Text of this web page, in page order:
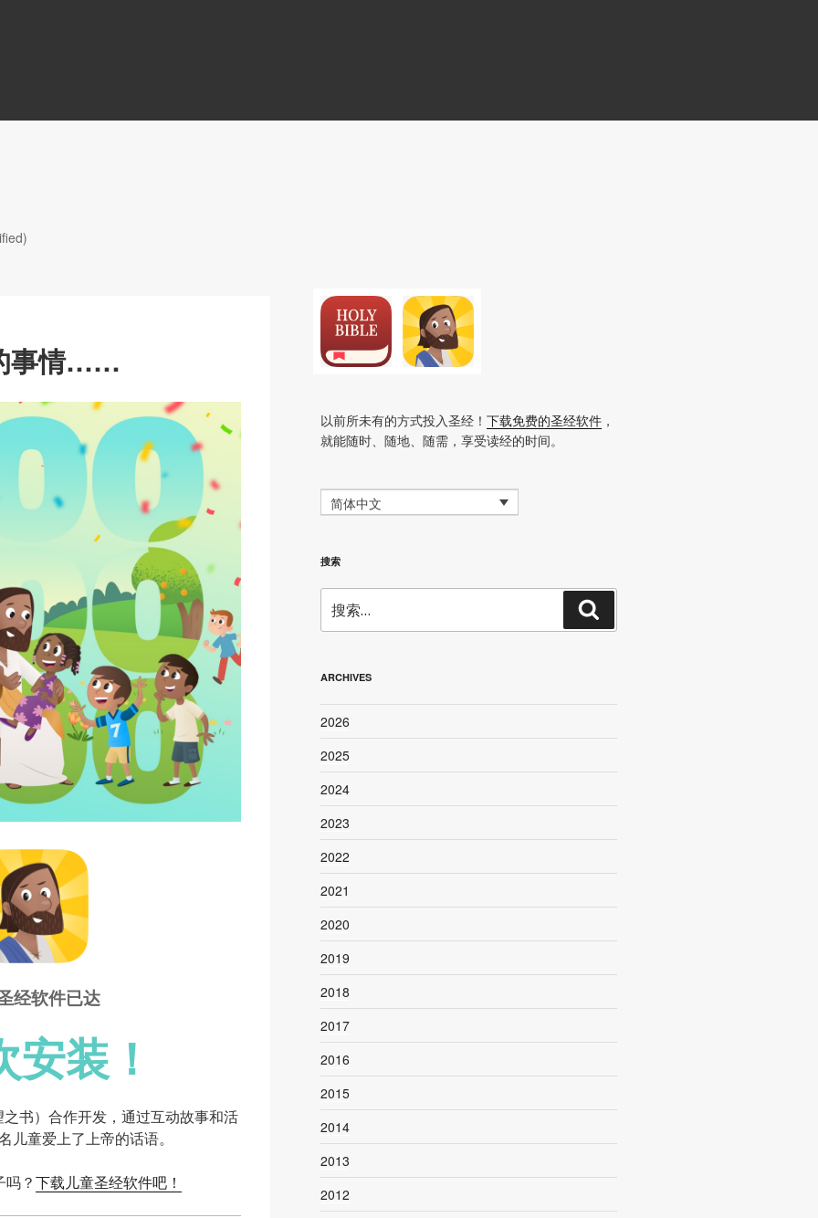
事情……
经软件已达
装！
书）合作开发，通过互动故事和活
儿童爱上了上帝的话语。
？下载儿童圣经软件吧！
以前所未有的方式投入圣经！ 下载免费的圣经软件，
就能随时、随地、随需，享受读经的时间。
简体中文
搜索
索：
索
ARCHIVES
2026
2025
2024
2023
2022
2021
2020
2019
2018
2017
2016
2015
2014
2013
2012